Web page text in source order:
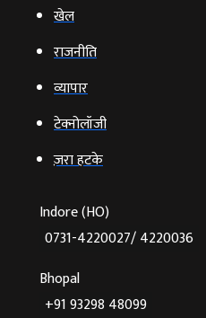
खेल
राजनीति
व्‍यापार
टेक्‍नोलॉजी
ज़रा हटके
Indore (HO)
0731-4220027/ 4220036
Bhopal
+91 93298 48099